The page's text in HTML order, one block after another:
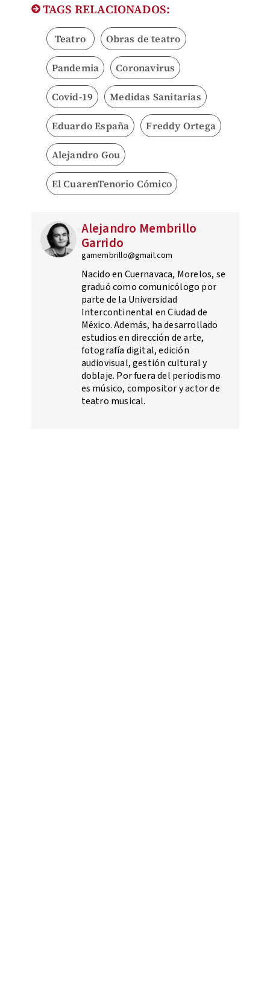
TAGS RELACIONADOS:
Teatro Obras de teatro
Pandemia Coronavirus
Covid-19 Medidas Sanitarias
Eduardo España Freddy Ortega
Alejandro Gou
El CuarenTenorio Cómico
Alejandro Membrillo
Garrido
gamembrillo@gmail.com
Nacido en Cuernavaca, Morelos, se
graduó como comunicólogo por
parte de la Universidad
Intercontinental en Ciudad de
México. Además, ha desarrollado
estudios en dirección de arte,
fotografía digital, edición
audiovisual, gestión cultural y
doblaje. Por fuera del periodismo
es músico, compositor y actor de
teatro musical.